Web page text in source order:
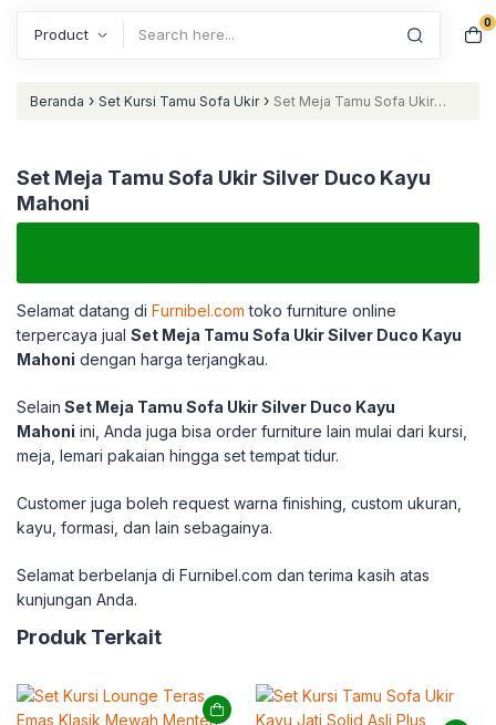
0
Beranda › Set Kursi Tamu Sofa Ukir › Set Meja Tamu Sofa Ukir
Set Meja Tamu Sofa Ukir Silver Duco Kayu
Mahoni
Selamat datang di Furnibel.com toko furniture online
terpercaya jual Set Meja Tamu Sofa Ukir Silver Duco Kayu
Mahoni dengan harga terjangkau.
Selain Set Meja Tamu Sofa Ukir Silver Duco Kayu
Mahoni ini, Anda juga bisa order furniture lain mulai dari kursi,
meja, lemari pakaian hingga set tempat tidur.
Customer juga boleh request warna finishing, custom ukuran,
kayu, formasi, dan lain sebagainya.
Selamat berbelanja di Furnibel.com dan terima kasih atas
kunjungan Anda.
Produk Terkait